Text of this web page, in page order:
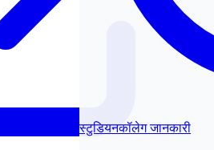
स्टुडियनकॉलेग जानकारी